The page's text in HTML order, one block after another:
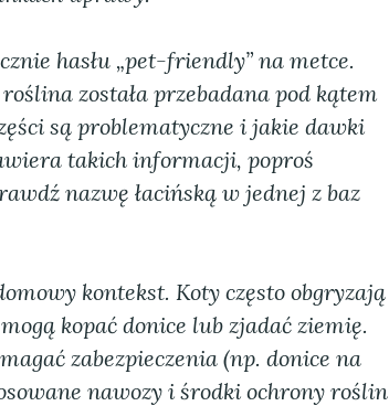
hasłu „pet-friendly” na metce.
została przebadana pod kątem
są problematyczne i jakie dawki
takich informacji, poproś
nazwę łacińską w jednej z baz
kontekst. Koty często obgryzają
kopać donice lub zjadać ziemię.
zabezpieczenia (np. donice na
nawozy i środki ochrony roślin